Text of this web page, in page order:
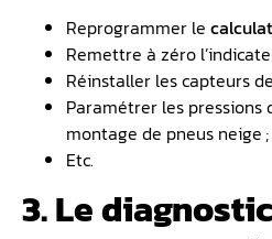
Reprogrammer le
Remettre à zéro
Réinstaller les capteurs
Paramétrer les pressions
montage de pneus neige ;
Etc.
3. Le